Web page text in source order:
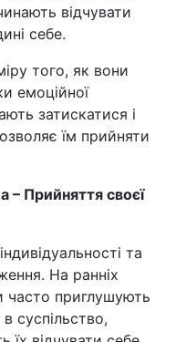
відчувати
себе.
того, як вони
емоційної
затискатися і
їм прийняти
– Прийняття своєї
та
На ранніх
часто приглушують
суспільство,